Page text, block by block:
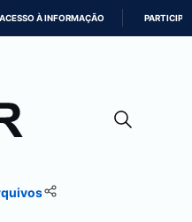
ACESSO À INFORMAÇÃO PARTICIPE